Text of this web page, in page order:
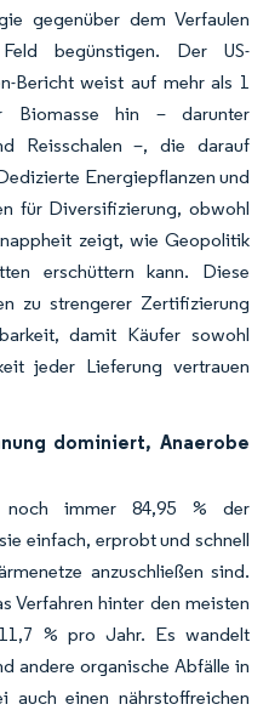
gegenüber dem Verfaulen
begünstigen. Der US-
Bericht weist auf mehr als 1
Biomasse hin – darunter
Reisschalen –, die darauf
Energiepflanzen und
für Diversifizierung, obwohl
zeigt, wie Geopolitik
erschüttern kann. Diese
zu strengerer Zertifizierung
damit Käufer sowohl
jeder Lieferung vertrauen
dominiert, Anaerobe
noch immer 84,95 % der
einfach, erprobt und schnell
anzuschließen sind.
Verfahren hinter den meisten
% pro Jahr. Es wandelt
andere organische Abfälle in
auch einen nährstoffreichen